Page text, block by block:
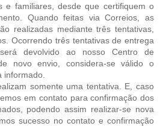
e familiares, desde que certifiquem o
Quando feitas via Correios, as
realizadas mediante três tentativas,
Ocorrendo três tentativas de entrega
devolvido ao nosso Centro de
novo envio, considera-se válido o
informado.
somente uma tentativa. E, caso
em contato para confirmação dos
podendo assim realizar-se nova
sucesso no contato e confirmação